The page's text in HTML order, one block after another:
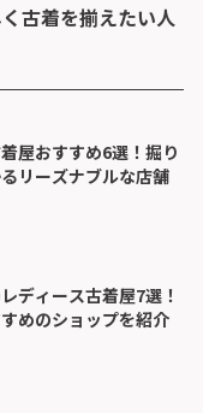
古着を揃えたい人
屋おすすめ6選！掘り
リーズナブルな店舗
ディース古着屋7選！
めのショップを紹介